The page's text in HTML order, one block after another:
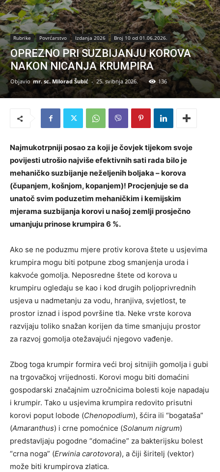
Rubrike Povrćarstvo Izdanja 2026 Broj 10 od 01.06.2026.
OPREZNO PRI SUZBIJANJU KOROVA
NAKON NICANJA KRUMPIRA
Objavio mr. sc. Milorad Šubić - 25. svibnja 2026. 136
Najmukotrpniji posao za koji je čovjek tijekom svoje
povijesti utrošio najviše efektivnih sati rada bilo je
mehaničko suzbijanje neželjenih boljaka – korova
(čupanjem, košnjom, kopanjem)! Procjenjuje se da
unatoč svim poduzetim mehaničkim i kemijskim
mjerama suzbijanja korovi u našoj zemlji prosječno
umanjuju prinose krumpira 6 %.
Ako se ne poduzmu mjere protiv korova štete u usjevima
krumpira mogu biti potpune zbog smanjenja uroda i
kakvoće gomolja. Neposredne štete od korova u
krumpiru ogledaju se kao i kod drugih poljoprivrednih
usjeva u nadmetanju za vodu, hranjiva, svjetlost, te
prostor iznad i ispod površine tla. Neke vrste korova
razvijaju toliko snažan korijen da time smanjuju prostor
za razvoj gomolja otežavajući njegovo vađenje.
Zbog toga krumpir formira veći broj sitnijih gomolja i gubi
na trgovačkoj vrijednosti. Korovi mogu biti domaćini
gospodarski značajnim uzročnicima bolesti koje napadaju
i krumpir. Tako u usjevima krumpira redovito prisutni
korovi poput lobode (Chenopodium), šćira ili “bogataša”
(Amaranthus) i crne pomoćnice (Solanum nigrum)
predstavljaju pogodne “domaćine” za bakterijsku bolest
“crna noga” (Erwinia carotovora), a čiji širitelj (vektor)
može biti krumpirova zlatica.